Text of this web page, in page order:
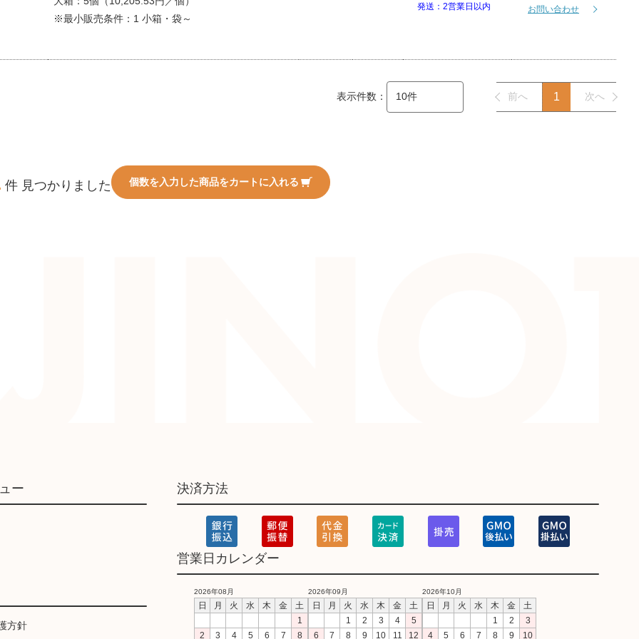
※最小販売条件：1 小箱・袋～
発送：2営業日以内 お問い合わせ
表示件数： 前へ 1 次へ
件 見つかりました 個数を入力した商品をカートに入れる
ー
方針
決済方法
営業日カレンダー
2026年08月
日 月 火 水 木 金
土
1
2
3 4 5 6 7 8
2026年09月
日 月 火 水 木 金
土
1
2 3 4
5
6
7 8 9 10 11 12
2026年10月
日 月 火 水 木 金
土
1
2
3
4
5 6 7 8 9 10